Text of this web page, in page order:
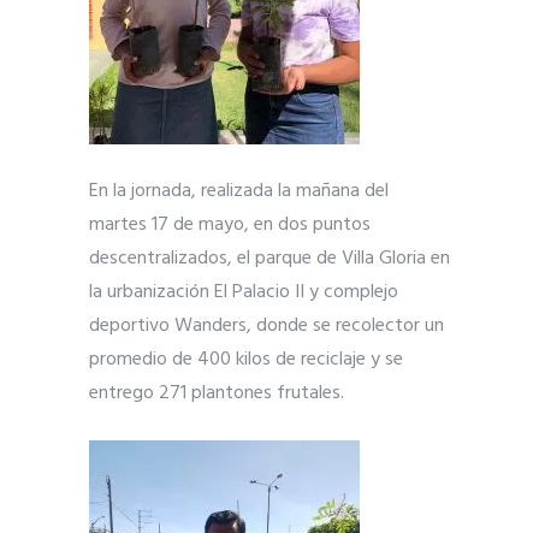
En la jornada, realizada la mañana del
martes 17 de mayo, en dos puntos
descentralizados, el parque de Villa Gloria en
la urbanización El Palacio II y complejo
deportivo Wanders, donde se recolector un
promedio de 400 kilos de reciclaje y se
entrego 271 plantones frutales.